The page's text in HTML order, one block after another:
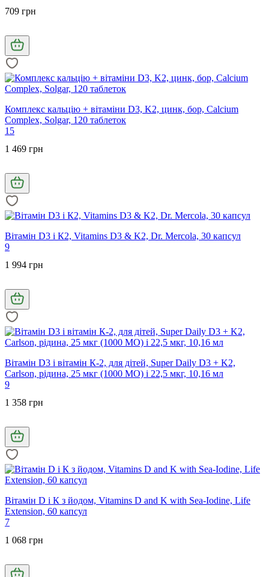
709 грн
Комплекс кальцію + вітаміни D3, K2, цинк, бор, Calcium
Complex, Solgar, 120 таблеток
15
1 469 грн
Вітамін D3 і К2, Vitamins D3 & K2, Dr. Mercola, 30 капсул
9
1 994 грн
Вітамін D3 і вітамін К-2, для дітей, Super Daily D3 + K2,
Carlson, рідина, 25 мкг (1000 МО) і 22,5 мкг, 10,16 мл
9
1 358 грн
Вітамін D і К з йодом, Vitamins D and K with Sea-Iodine, Life
Extension, 60 капсул
7
1 068 грн